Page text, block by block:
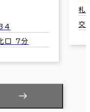
口 7分
札
交